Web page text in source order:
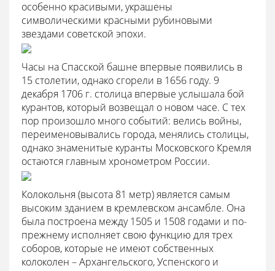
особенно красивыми, украшены
символическими красными рубиновыми
звездами советской эпохи.
Часы на Спасской башне впервые появились в
15 столетии, однако сгорели в 1656 году. 9
декабря 1706 г. столица впервые услышала бой
курантов, который возвещал о новом часе. С тех
пор произошло много событий: велись войны,
переименовывались города, менялись столицы,
однако знаменитые куранты Московского Кремля
остаются главным хронометром России.
Колокольня (высота 81 метр) является самым
высоким зданием в кремлевском ансамбле. Она
была построена между 1505 и 1508 годами и по-
прежнему исполняет свою функцию для трех
соборов, которые не имеют собственных
колоколен – Архангельского, Успенского и